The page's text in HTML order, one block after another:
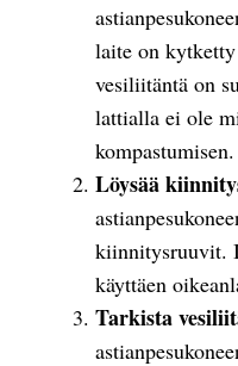
laite on
vesiliitäntä on
lattialla ei ole
kompastumisen.
Löysää
kiinnitysruuvit.
käyttäen
Tarkista